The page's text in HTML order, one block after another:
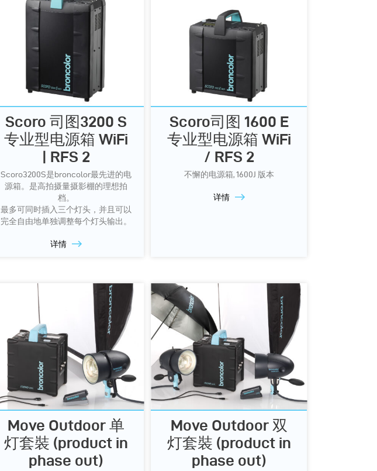
Scoro 司图3200 S
专业型电源箱 WiFi
| RFS 2
Scoro3200S是broncolor最先进的电
源箱。是高拍摄量摄影棚的理想拍
档。
最多可同时插入三个灯头，并且可以
完全自由地单独调整每个灯头输出。
详情
Scoro司图 1600 E
专业型电源箱 WiFi
/ RFS 2
不懈的电源箱, 1600J 版本
详情
Move Outdoor 单
灯套裝 (product in
phase out)
Move Outdoor 双
灯套裝 (product in
phase out)